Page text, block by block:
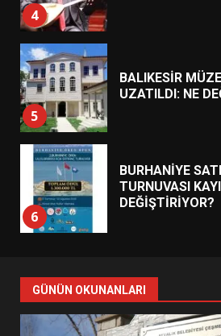
4
5
BALIKESİR
UZATILDI: NE
6
BURHANİYE
TURNUVASI
DEĞİŞTİRİYOR?
7
YENİ YÖNETİM
ŞEKİLLENDİ?
GÜNÜN OKUNANLARI